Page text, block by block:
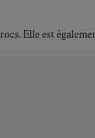
Elle est